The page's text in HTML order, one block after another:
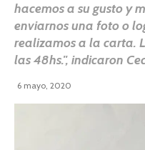
hacemos a su gusto y
enviarnos una foto o
realizamos a la carta.
las 48hs.", indicaron
6 mayo, 2020